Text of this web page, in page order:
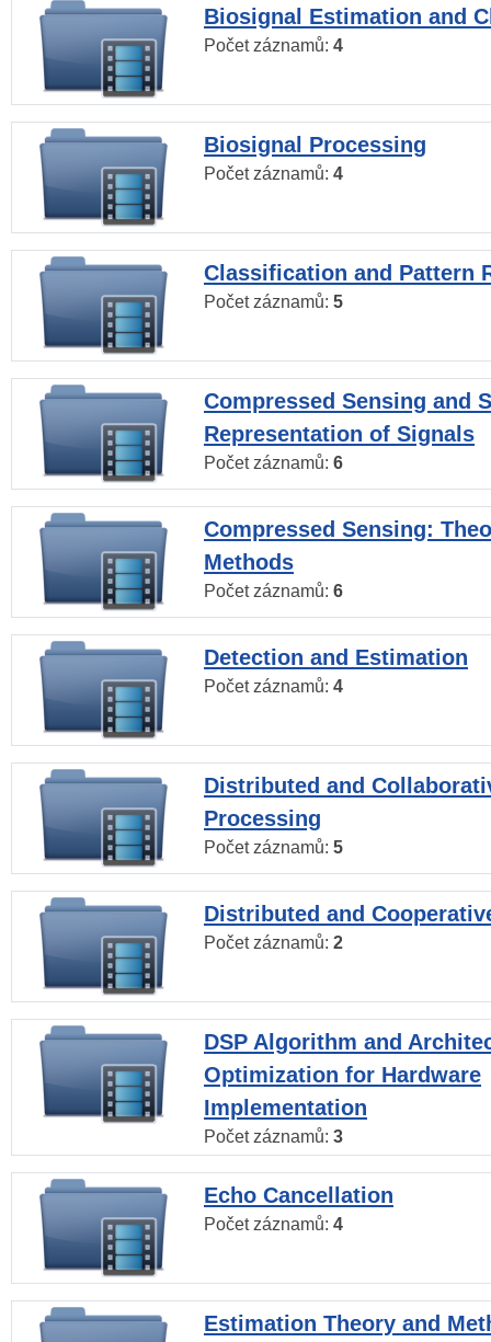
Biosignal Estimation and
Počet záznamů: 4
Biosignal Processing
Počet záznamů: 4
Classification and Pattern
Počet záznamů: 5
Compressed Sensing and
Representation of Signals
Počet záznamů: 6
Compressed Sensing:
Methods
Počet záznamů: 6
Detection and Estimation
Počet záznamů: 4
Distributed and
Processing
Počet záznamů: 5
Distributed and
Počet záznamů: 2
DSP Algorithm and
Optimization for Hardware
Implementation
Počet záznamů: 3
Echo Cancellation
Počet záznamů: 4
Estimation Theory and